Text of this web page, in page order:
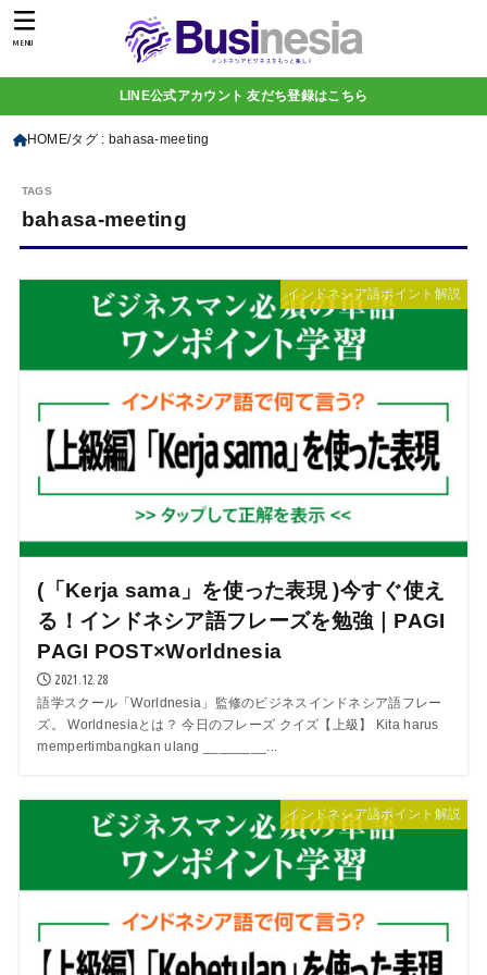
MENU
LINE公式アカウント 友だち登録はこちら
HOME タグ : bahasa-meeting
bahasa-meeting
インドネシア語ポイント解説
(「Kerja sama」を使った表現 )今すぐ使え
る！インドネシア語フレーズを勉強｜PAGI
PAGI POST×Worldnesia
2021.12.28
語学スクール「Worldnesia」監修のビジネスインドネシア語フレー
ズ。 Worldnesiaとは？ 今日のフレーズ クイズ【上級】 Kita harus
mempertimbangkan ulang ________...
インドネシア語ポイント解説